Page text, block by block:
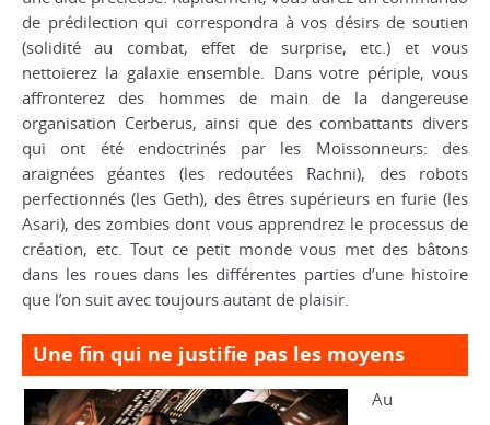
de prédilection qui correspondra à vos désirs de soutien
(solidité au combat, effet de surprise, etc.) et vous
nettoierez la galaxie ensemble. Dans votre périple, vous
affronterez des hommes de main de la dangereuse
organisation Cerberus, ainsi que des combattants divers
qui ont été endoctrinés par les Moissonneurs: des
araignées géantes (les redoutées Rachni), des robots
perfectionnés (les Geth), des êtres supérieurs en furie (les
Asari), des zombies dont vous apprendrez le processus de
création, etc. Tout ce petit monde vous met des bâtons
dans les roues dans les différentes parties d’une histoire
que l’on suit avec toujours autant de plaisir.
Une fin qui ne justifie pas les moyens
Au